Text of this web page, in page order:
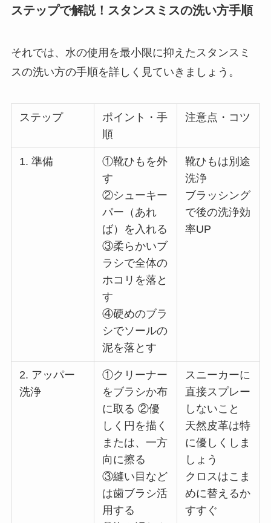
ステップで解説！スタンスミスの洗い方手順
それでは、水の使用を最小限に抑えたスタンスミ
スの洗い方の手順を詳しく見ていきましょう。
ステップ
ポイント・手
順
注意点・コツ
1. 準備
①靴ひもを外
す
②シューキー
パー（あれ
ば）を入れる
③柔らかいブ
ラシで全体の
ホコリを落と
す
④硬めのブラ
シでソールの
泥を落とす
靴ひもは別途
洗浄
ブラッシング
で後の洗浄効
率UP
2. アッパー
洗浄
①クリーナー
をブラシか布
に取る ②優
しく円を描く
または、一方
向に擦る
③縫い目など
は歯ブラシ活
用する
スニーカーに
直接スプレー
しないこと
天然皮革は特
に優しくしま
しょう
クロスはこま
めに替えるか
すすぐ